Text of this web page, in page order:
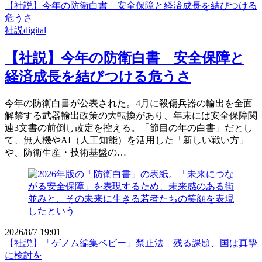
【社説】今年の防衛白書 安全保障と経済成長を結びつける
危うさ
社説digital
【社説】今年の防衛白書 安全保障と
経済成長を結びつける危うさ
今年の防衛白書が公表された。4月に殺傷兵器の輸出を全面
解禁する武器輸出政策の大転換があり、年末には安全保障関
連3文書の前倒し改定を控える。「節目の年の白書」だとし
て、無人機やAI（人工知能）を活用した「新しい戦い方」
や、防衛生産・技術基盤の…
2026/8/7 19:01
【社説】「ゲノム編集ベビー」禁止法 残る課題、国は真摯
に検討を